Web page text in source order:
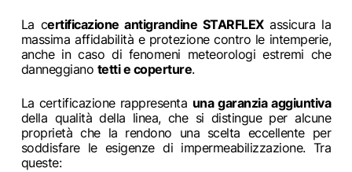
La certificazione antigrandine STARFLEXassicura la
massima affidabilità e protezione contro le intemperie,
anche in caso di fenomeni meteorologi estremi che
danneggiano tetti e coperture.
La certificazione rappresenta una garanzia aggiuntiva
della qualità della linea, che si distingue per alcune
proprietà che la rendono una scelta eccellente per
soddisfare le esigenze di impermeabilizzazione. Tra
queste: